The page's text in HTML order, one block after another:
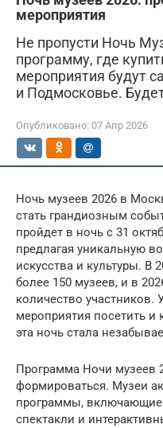
мероприятия
Не пропусти Ночь
программу, где
мероприятия будут
и Подмосковье.
Опубликовано: 07 Апр 2026
Ночь музеев 2026 в
стать грандиозным
пройдет в ночь с 31
предлагая уникальную
искусства и культуры. В
более 150 музеев, и в
количество участников.
мероприятия посетить и
эта ночь стала
Программа Ночи музеев
формироваться. Музеи
программы, включающие
спектакли и